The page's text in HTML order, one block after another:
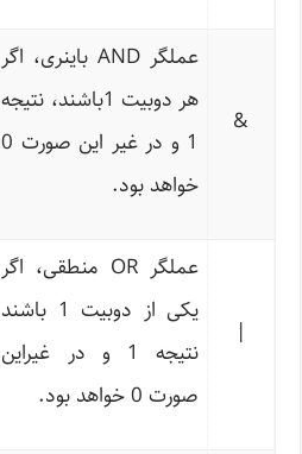
&
عملگر AND باینری، اگر
هر دوبیت 1باشند، نتیجه
1 و در غیر این صورت 0
خواهد بود.
|
عملگر OR منطقی، اگر
یکی از دوبیت 1 باشند
نتیجه 1 و در غیراین
صورت 0 خواهد بود.